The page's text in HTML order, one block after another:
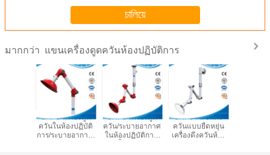
চালিয়ে
มากกว่า แขนเครื่องดูดควันห้องปฏิบัติการ
SHP9-เครื่องดูด
ควันในห้องปฏิบัติ
การ/ระบายอากาศ,
SHP8-เครื่องดูด
ควัน/ระบายอากาศ
ในห้องปฏิบัติการ,
SHP84 แขนดึง
ควันแบบยืดหยุ่น
เครื่องดึงควันห้อง